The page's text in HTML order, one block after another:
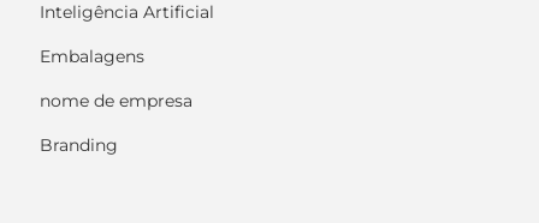
Inteligência Artificial
Embalagens
nome de empresa
Branding